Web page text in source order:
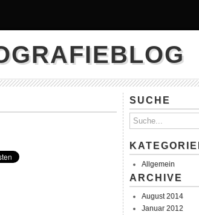
SUCHE
Allgemein
ARCHIVE
August 2014
Januar 2012